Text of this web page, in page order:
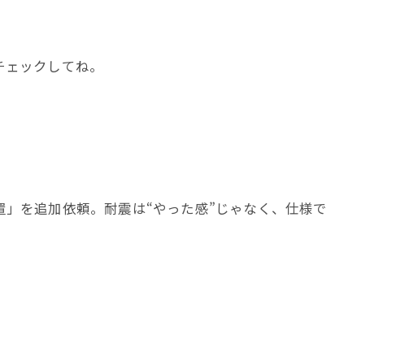
ックしてね。
を追加依頼。耐震は“やった感”じゃなく、仕様で